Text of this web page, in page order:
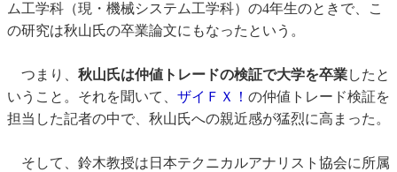
ム工学科（現・機械システム工学科）の4年生のときで、こ
の研究は秋山氏の卒業論文にもなったという。
つまり、 秋山氏は仲値トレードの検証で大学を卒業したと
いうこと。それを聞いて、 ザイＦＸ！ の仲値トレード検証を
担当した記者の中で、秋山氏への親近感が猛烈に高まった。
そして、鈴木教授は日本テクニカルアナリスト協会に所属